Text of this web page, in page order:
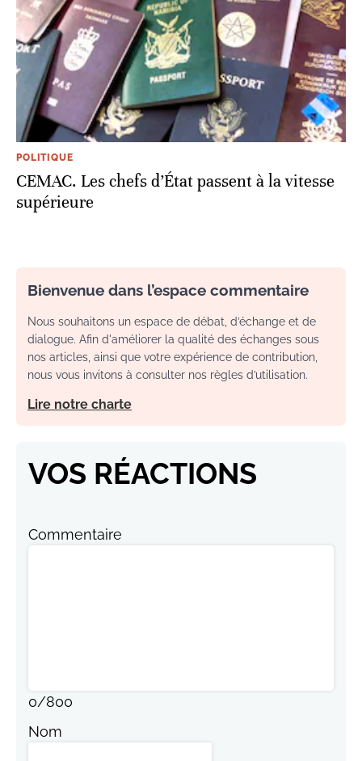
POLITIQUE
CEMAC. Les chefs d’État passent à la vitesse
supérieure
Bienvenue dans l’espace commentaire
Nous souhaitons un espace de débat, d’échange et de
dialogue. Afin d'améliorer la qualité des échanges sous
nos articles, ainsi que votre expérience de contribution,
nous vous invitons à consulter nos règles d’utilisation.
Lire notre charte
VOS RÉACTIONS
Commentaire
0/800
Nom